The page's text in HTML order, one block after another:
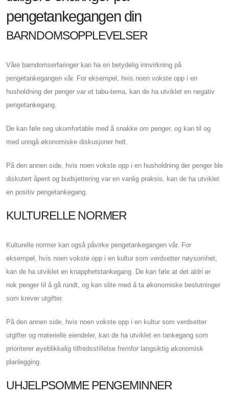
pengetankegangen din
BARNDOMSOPPLEVELSER
Våre barndomserfaringer kan ha en betydelig innvirkning på
pengetankegangen vår. For eksempel, hvis noen vokste opp i en
husholdning der penger var et tabu-tema, kan de ha utviklet en negativ
pengetankegang.
De kan føle seg ukomfortable med å snakke om penger, og kan til og
med unngå økonomiske diskusjoner helt.
På den annen side, hvis noen vokste opp i en husholdning der penger ble
diskutert åpent og budsjettering var en vanlig praksis, kan de ha utviklet
en positiv pengetankegang.
KULTURELLE NORMER
Kulturelle normer kan også påvirke pengetankegangen vår. For
eksempel, hvis noen vokste opp i en kultur som verdsetter nøysomhet,
kan de ha utviklet en knapphetstankegang. De kan føle at det aldri er
nok penger til å gå rundt, og kan slite med å ta økonomiske beslutninger
som krever utgifter.
På den annen side, hvis noen vokste opp i en kultur som verdsetter
utgifter og materielle eiendeler, kan de ha utviklet en tankegang som
prioriterer øyeblikkelig tilfredsstillelse fremfor langsiktig økonomisk
planlegging.
UHJELPSOMME PENGEMINNER